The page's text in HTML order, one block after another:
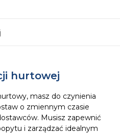
hurtowej
masz do czynienia
o zmiennym czasie
Musisz zapewnić
i zarządzać idealnym